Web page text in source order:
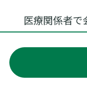
医療関係者で